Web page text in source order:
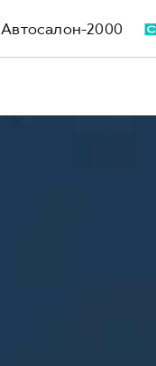
Автосалон-2000